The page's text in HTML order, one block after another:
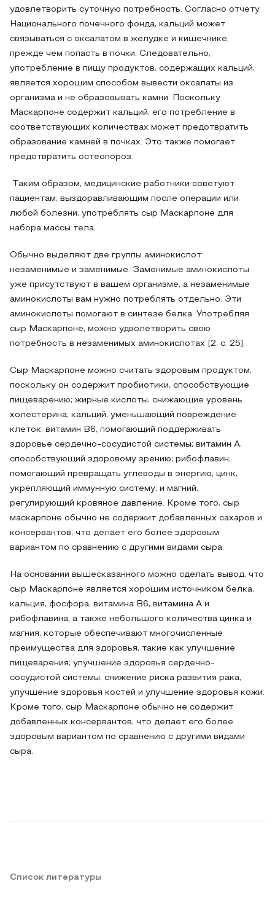
удовлетворить суточную потребность. Согласно отчету
Национального почечного фонда, кальций может
связываться с оксалатом в желудке и кишечнике,
прежде чем попасть в почки. Следовательно,
употребление в пищу продуктов, содержащих кальций,
является хорошим способом вывести оксалаты из
организма и не образовывать камни. Поскольку
Маскарпоне содержит кальций, его потребление в
соответствующих количествах может предотвратить
образование камней в почках. Это также помогает
предотвратить остеопороз.
Таким образом, медицинские работники советуют
пациентам, выздоравливающим после операции или
любой болезни, употреблять сыр Маскарпоне для
набора массы тела.
Обычно выделяют две группы аминокислот:
незаменимые и заменимые. Заменимые аминокислоты
уже присутствуют в вашем организме, а незаменимые
аминокислоты вам нужно потреблять отдельно. Эти
аминокислоты помогают в синтезе белка. Употребляя
сыр Маскарпоне, можно удволетворить свою
потребность в незаменимых аминокислотах [2, с. 25].
Сыр Маскарпоне можно считать здоровым продуктом,
поскольку он содержит пробиотики, способствующие
пищеварению; жирные кислоты, снижающие уровень
холестерина; кальций, уменьшающий повреждение
клеток; витамин В6, помогающий поддерживать
здоровье сердечно-сосудистой системы; витамин А,
способствующий здоровому зрению; рибофлавин,
помогающий превращать углеводы в энергию; цинк,
укрепляющий иммунную систему; и магний,
регулирующий кровяное давление. Кроме того, сыр
маскарпоне обычно не содержит добавленных сахаров и
консервантов, что делает его более здоровым
вариантом по сравнению с другими видами сыра.
На основании вышесказанного можно сделать вывод, что
сыр Маскарпоне является хорошим источником белка,
кальция, фосфора, витамина B6, витамина A и
рибофлавина, а также небольшого количества цинка и
магния, которые обеспечивают многочисленные
преимущества для здоровья, такие как улучшение
пищеварения; улучшение здоровья сердечно-
сосудистой системы, снижение риска развития рака,
улучшение здоровья костей и улучшение здоровья кожи.
Кроме того, сыр Маскарпоне обычно не содержит
добавленных консервантов, что делает его более
здоровым вариантом по сравнению с другими видами
сыра.
Список литературы